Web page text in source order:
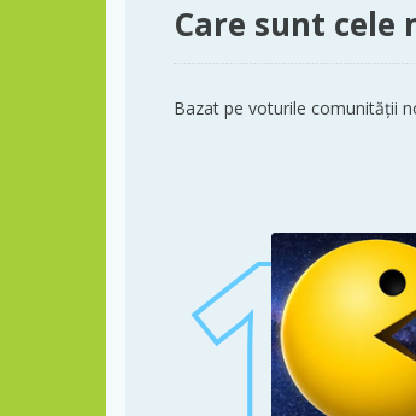
Care sunt cele
Bazat pe voturile comunității